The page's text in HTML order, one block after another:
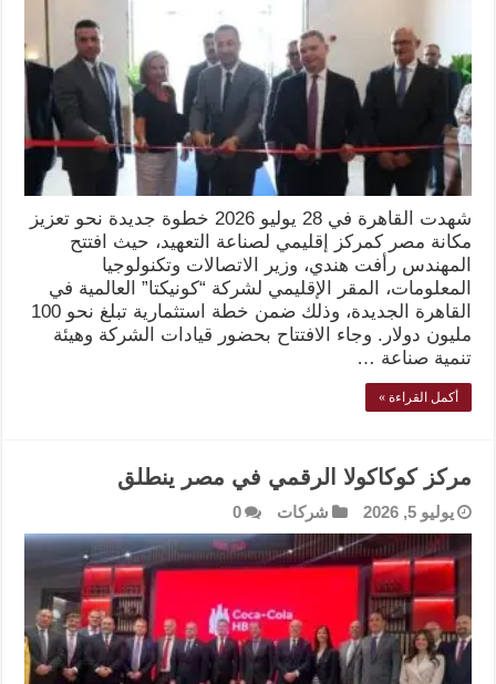
شهدت القاهرة في 28 يوليو 2026 خطوة جديدة نحو تعزيز
مكانة مصر كمركز إقليمي لصناعة التعهيد، حيث افتتح
المهندس رأفت هندي، وزير الاتصالات وتكنولوجيا
المعلومات، المقر الإقليمي لشركة “كونيكتا” العالمية في
القاهرة الجديدة، وذلك ضمن خطة استثمارية تبلغ نحو 100
مليون دولار. وجاء الافتتاح بحضور قيادات الشركة وهيئة
تنمية صناعة …
أكمل القراءة »
مركز كوكاكولا الرقمي في مصر ينطلق
يوليو 5, 2026 شركات 0